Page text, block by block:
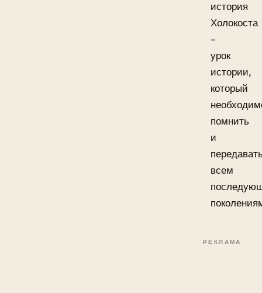
история
Холокоста
–
урок
истории,
который
помнить
и
всем
РЕКЛАМА